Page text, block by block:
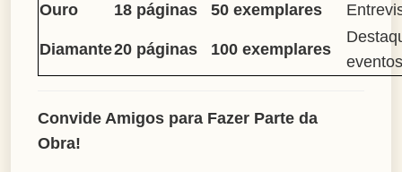
Ouro
18 páginas 50 exemplares
Diamante20 páginas 100 exemplares
eventos
Convide Amigos para Fazer Parte da
Obra!